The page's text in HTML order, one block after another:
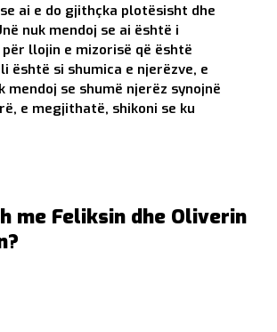
ai e do gjithçka plotësisht dhe
nuk mendoj se ai është i
llojin e mizorisë që është
është si shumica e njerëzve, e
mendoj se shumë njerëz synojnë
e megjithatë, shikoni se ku
me Feliksin dhe Oliverin